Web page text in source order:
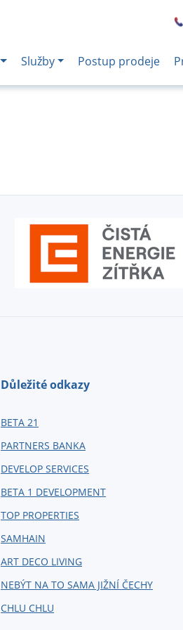
Služby Postup prodeje
Důležité odkazy
BETA 21
PARTNERS BANKA
DEVELOP SERVICES
BETA 1 DEVELOPMENT
TOP PROPERTIES
SAMHAIN
ART DECO LIVING
NEBÝT NA TO SAMA JIŽNÍ ČECHY
CHLU CHLU